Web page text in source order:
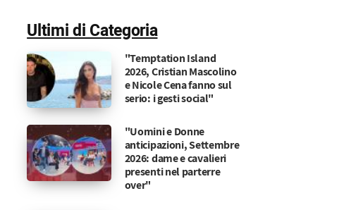
Ultimi di Categoria
"Temptation Island
2026, Cristian Mascolino
e Nicole Cena fanno sul
serio: i gesti social"
"Uomini e Donne
anticipazioni, Settembre
2026: dame e cavalieri
presenti nel parterre
over"